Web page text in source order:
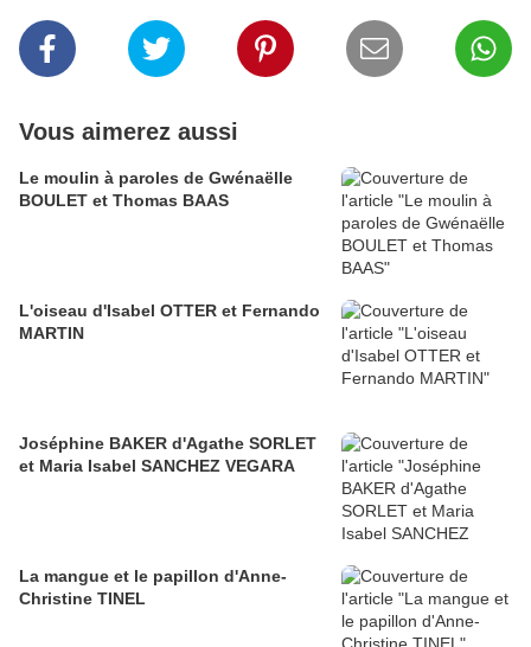
Vous aimerez aussi
Le moulin à paroles de Gwénaëlle
BOULET et Thomas BAAS
L'oiseau d'Isabel OTTER et Fernando
MARTIN
Joséphine BAKER d'Agathe SORLET
et Maria Isabel SANCHEZ VEGARA
La mangue et le papillon d'Anne-
Christine TINEL